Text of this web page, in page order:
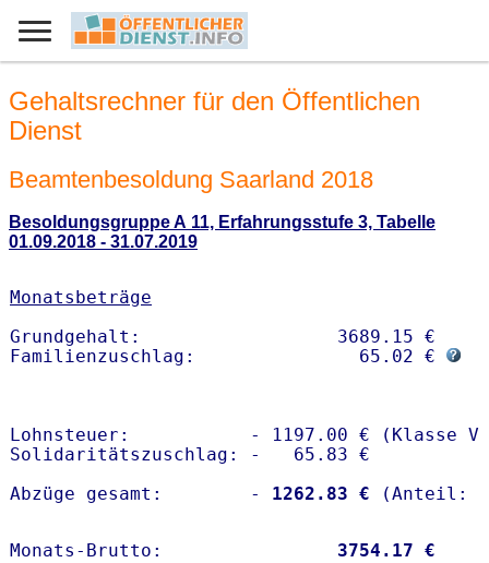
Gehaltsrechner für den Öffentlichen
Dienst
Beamtenbesoldung Saarland 2018
Besoldungsgruppe A 11, Erfahrungsstufe 3, Tabelle
01.09.2018 - 31.07.2019
Monatsbeträge
Grundgehalt:                  3689.15 €
Familienzuschlag:               65.02 €
Lohnsteuer:           - 1197.00 € (Klasse V)
Solidaritätszuschlag: -   65.83 €
Abzüge gesamt:        -
1262.83 €
Monats-Brutto: 3754.17 €